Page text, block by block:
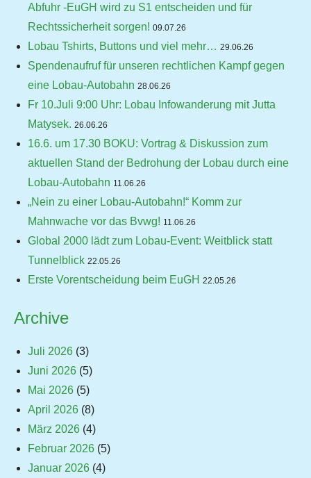
Abfuhr -EuGH wird zu S1 entscheiden und für
Rechtssicherheit sorgen! 09.07.26
Lobau Tshirts, Buttons und viel mehr… 29.06.26
Spendenaufruf für unseren rechtlichen Kampf gegen
eine Lobau-Autobahn 28.06.26
Fr 10.Juli 9:00 Uhr: Lobau Infowanderung mit Jutta
Matysek. 26.06.26
16.6. um 17.30 BOKU: Vortrag & Diskussion zum
aktuellen Stand der Bedrohung der Lobau durch eine
Lobau-Autobahn 11.06.26
„Nein zu einer Lobau-Autobahn!“ Komm zur
Mahnwache vor das Bvwg! 11.06.26
Global 2000 lädt zum Lobau-Event: Weitblick statt
Tunnelblick 22.05.26
Erste Vorentscheidung beim EuGH 22.05.26
Archive
Juli 2026 (3)
Juni 2026 (5)
Mai 2026 (5)
April 2026 (8)
März 2026 (4)
Februar 2026 (5)
Januar 2026 (4)